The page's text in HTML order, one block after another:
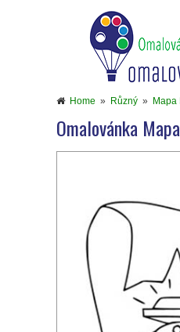
Home » Různý » Mapa
Omalovánka